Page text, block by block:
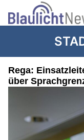
Rega:
über